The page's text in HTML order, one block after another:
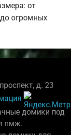
от
огромных
д. 23
домики под
пмж.